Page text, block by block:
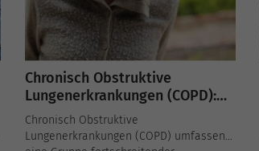
Chronisch Obstruktive
Lungenerkrankungen (COPD):
Ein kostbares atemvermögen
auf die probe gestellt
Chronisch Obstruktive
Lungenerkrankungen (COPD) umfassen